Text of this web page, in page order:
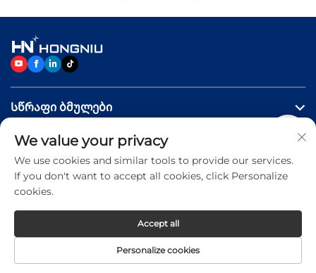
Სწრაფი ბმულები
Პროდუქტები
Დაგვიკავშირდით
Copyright © 2026 Jinan Hongniu Machinery Equipment
We value your privacy
We use cookies and similar tools to provide our services.
If you don't want to accept all cookies, click Personalize
cookies.
Personalize cookies
Accept all